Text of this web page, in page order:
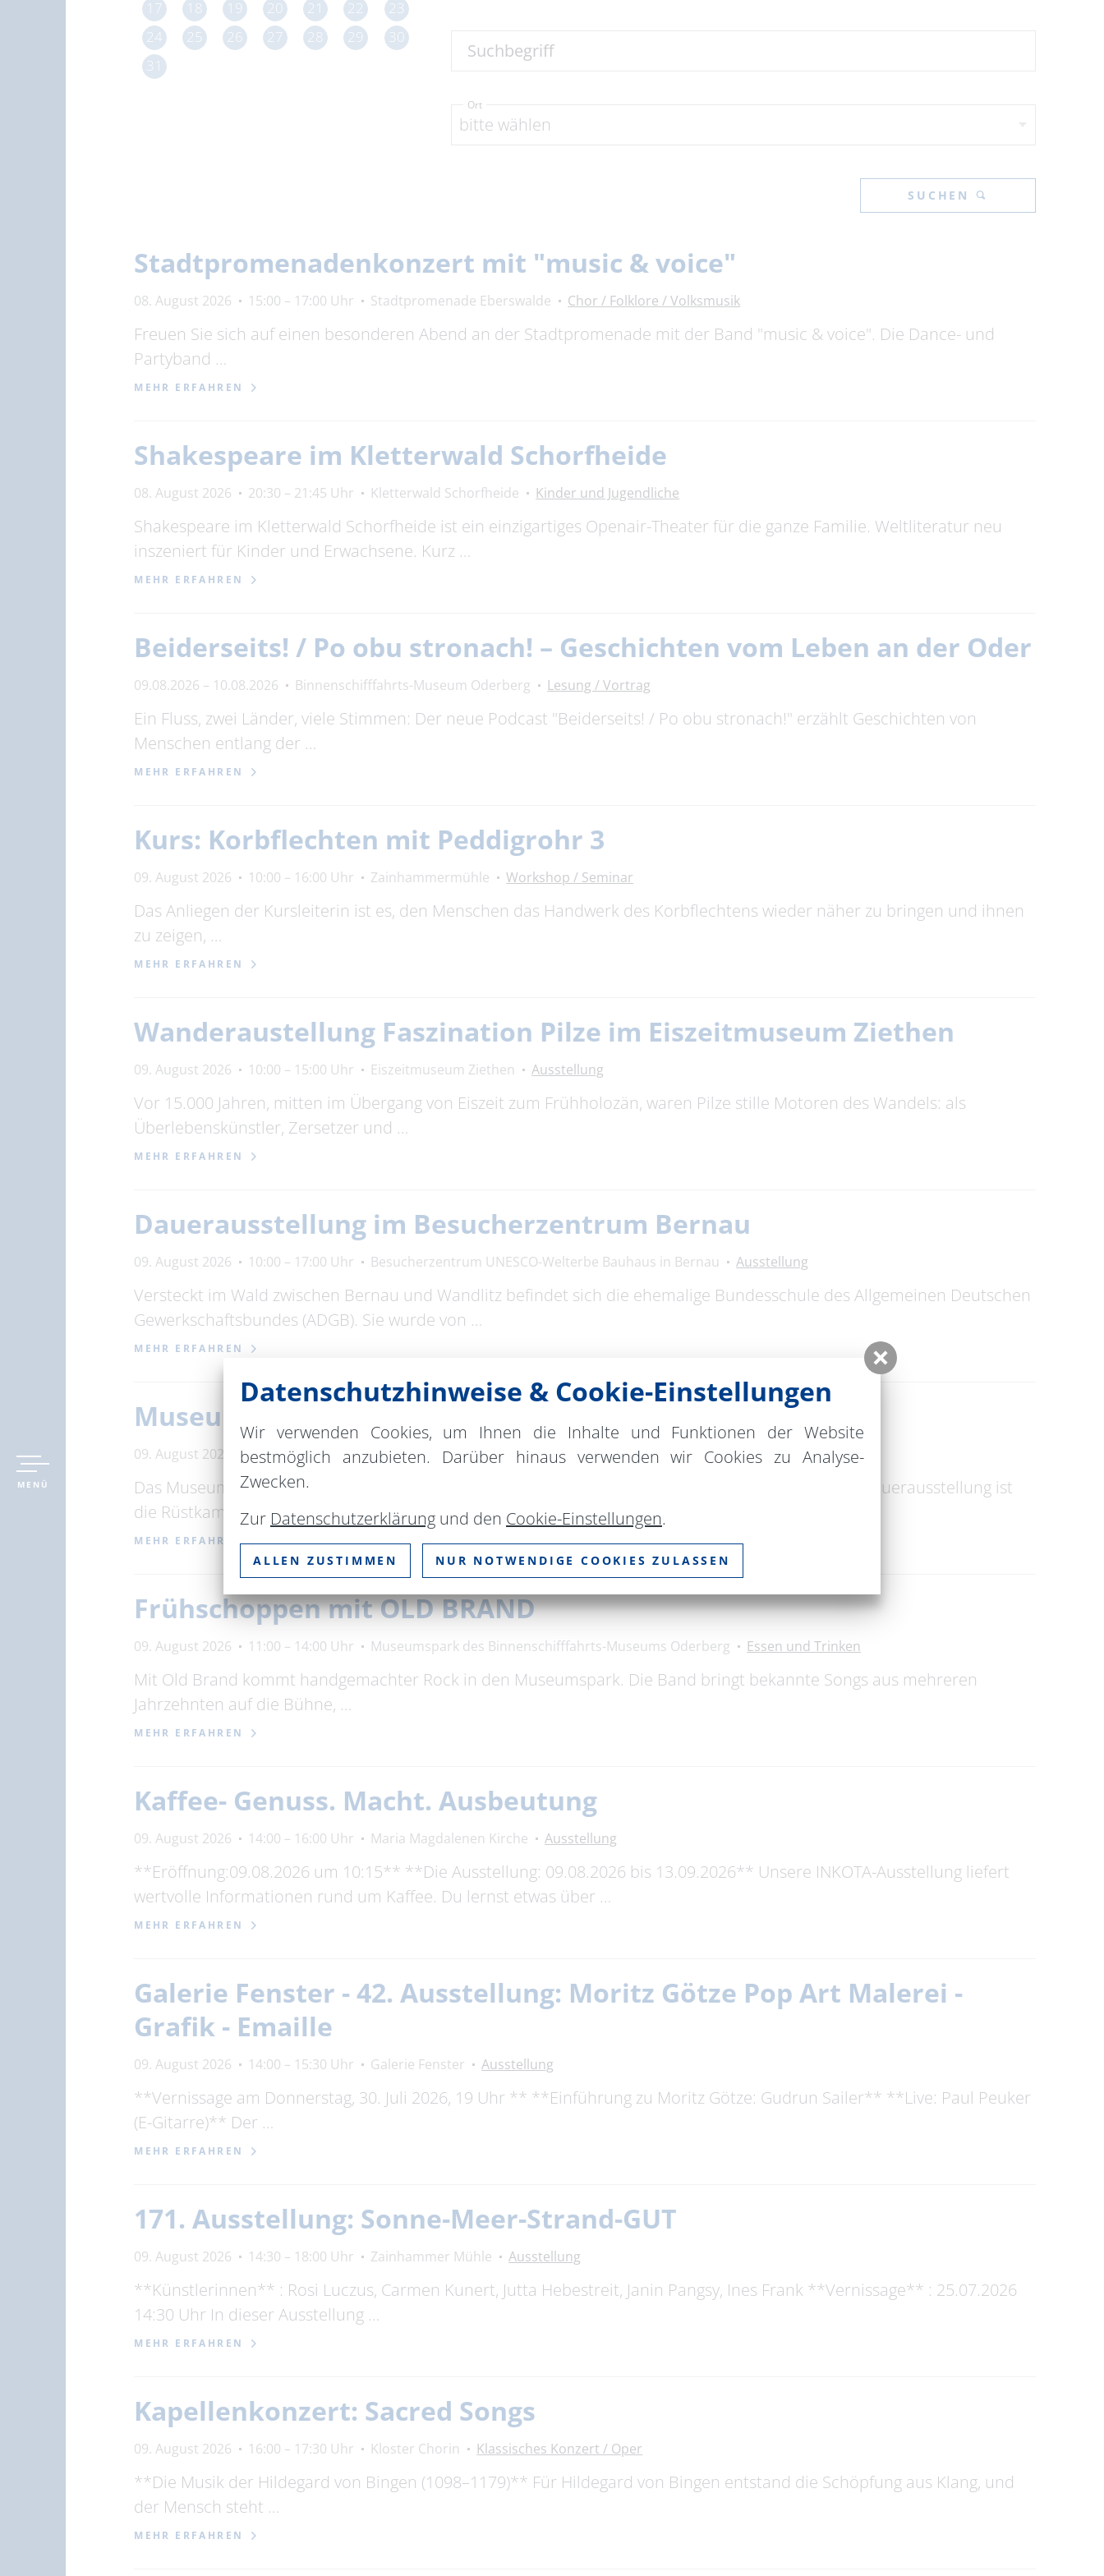
MENÜ
17 18 19 20 21 22
23
24
25 26 27 28 29
30
31
Suchbegriff
bitte wählen
Ort
SUCHEN
Stadtpromenadenkonzert mit "music & voice"
08. August 2026 15:00 – 17:00 Uhr Stadtpromenade Eberswalde Chor / Folklore / Volksmusik
Freuen Sie sich auf einen besonderen Abend an der Stadtpromenade mit der Band "music & voice". Die Dance- und
Partyband …
MEHR ERFAHREN
Shakespeare im Kletterwald Schorfheide
08. August 2026 20:30 – 21:45 Uhr Kletterwald Schorfheide Kinder und Jugendliche
Shakespeare im Kletterwald Schorfheide ist ein einzigartiges Openair-Theater für die ganze Familie. Weltliteratur neu
inszeniert für Kinder und Erwachsene. Kurz …
MEHR ERFAHREN
Beiderseits! / Po obu stronach! – Geschichten vom Leben an der Oder
09.08.2026 – 10.08.2026 Binnenschifffahrts-Museum Oderberg Lesung / Vortrag
Ein Fluss, zwei Länder, viele Stimmen: Der neue Podcast "Beiderseits! / Po obu stronach!" erzählt Geschichten von
Menschen entlang der …
MEHR ERFAHREN
Kurs: Korbflechten mit Peddigrohr 3
09. August 2026 10:00 – 16:00 Uhr Zainhammermühle Workshop / Seminar
Das Anliegen der Kursleiterin ist es, den Menschen das Handwerk des Korbflechtens wieder näher zu bringen und ihnen
zu zeigen, …
MEHR ERFAHREN
Wanderaustellung Faszination Pilze im Eiszeitmuseum Ziethen
09. August 2026 10:00 – 15:00 Uhr Eiszeitmuseum Ziethen Ausstellung
Vor 15.000 Jahren, mitten im Übergang von Eiszeit zum Frühholozän, waren Pilze stille Motoren des Wandels: als
Überlebenskünstler, Zersetzer und …
MEHR ERFAHREN
Dauerausstellung im Besucherzentrum Bernau
09. August 2026 10:00 – 17:00 Uhr Besucherzentrum UNESCO-Welterbe Bauhaus in Bernau Ausstellung
Versteckt im Wald zwischen Bernau und Wandlitz befindet sich die ehemalige Bundesschule des Allgemeinen Deutschen
Gewerkschaftsbundes (ADGB). Sie wurde von …
MEHR ERFAHREN
Museum im Steintor
09. August 2026 10:00 – 17:00 Uhr Museum im Steintor Ausstellung
Das Museum im Steintor wurde 1882 als das "erste Hussitenmuseum" der Welt eröffnet. Kern der Dauerausstellung ist
die Rüstkammer im …
MEHR ERFAHREN
Frühschoppen mit OLD BRAND
09. August 2026 11:00 – 14:00 Uhr Museumspark des Binnenschifffahrts-Museums Oderberg Essen und Trinken
Mit Old Brand kommt handgemachter Rock in den Museumspark. Die Band bringt bekannte Songs aus mehreren
Jahrzehnten auf die Bühne, …
MEHR ERFAHREN
Kaffee- Genuss. Macht. Ausbeutung
09. August 2026 14:00 – 16:00 Uhr Maria Magdalenen Kirche Ausstellung
**Eröffnung:09.08.2026 um 10:15** **Die Ausstellung: 09.08.2026 bis 13.09.2026** Unsere INKOTA-Ausstellung liefert
wertvolle Informationen rund um Kaffee. Du lernst etwas über …
MEHR ERFAHREN
Galerie Fenster - 42. Ausstellung: Moritz Götze Pop Art Malerei -
Grafik - Emaille
09. August 2026 14:00 – 15:30 Uhr Galerie Fenster Ausstellung
**Vernissage am Donnerstag, 30. Juli 2026, 19 Uhr ** **Einführung zu Moritz Götze: Gudrun Sailer** **Live: Paul Peuker
(E-Gitarre)** Der …
MEHR ERFAHREN
171. Ausstellung: Sonne-Meer-Strand-GUT
09. August 2026 14:30 – 18:00 Uhr Zainhammer Mühle Ausstellung
**Künstlerinnen** : Rosi Luczus, Carmen Kunert, Jutta Hebestreit, Janin Pangsy, Ines Frank **Vernissage** : 25.07.2026
14:30 Uhr In dieser Ausstellung …
MEHR ERFAHREN
Kapellenkonzert: Sacred Songs
09. August 2026 16:00 – 17:30 Uhr Kloster Chorin Klassisches Konzert / Oper
**Die Musik der Hildegard von Bingen (1098–1179)** Für Hildegard von Bingen entstand die Schöpfung aus Klang, und
der Mensch steht …
MEHR ERFAHREN
Datenschutzhinweise & Cookie-Einstellungen
Wir verwenden Cookies, um Ihnen die Inhalte und Funktionen der Website
bestmöglich anzubieten. Darüber hinaus verwenden wir Cookies zu Analyse-
Zwecken.
Zur Datenschutzerklärung und den Cookie-Einstellungen.
ALLEN ZUSTIMMEN NUR NOTWENDIGE COOKIES ZULASSEN